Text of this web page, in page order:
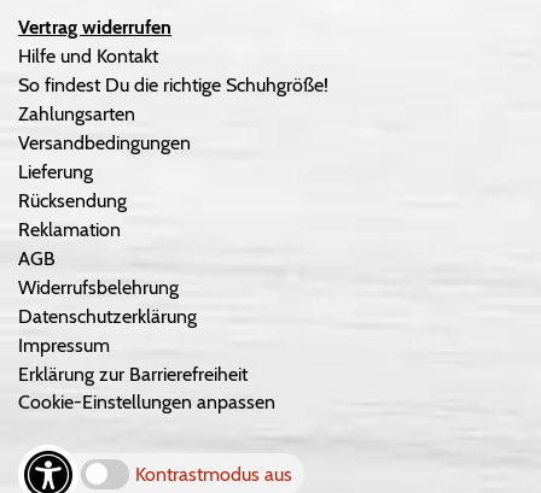
Vertrag widerrufen
Hilfe und Kontakt
So findest Du die richtige Schuhgröße!
Zahlungsarten
Versandbedingungen
Lieferung
Rücksendung
Reklamation
AGB
Widerrufsbelehrung
Datenschutzerklärung
Impressum
Erklärung zur Barrierefreiheit
Cookie-Einstellungen anpassen
Kontrastmodus aus